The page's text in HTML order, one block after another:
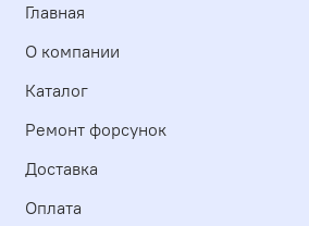
Главная
О компании
Каталог
Ремонт форсунок
Доставка
Оплата